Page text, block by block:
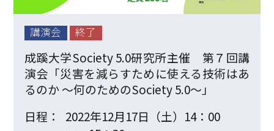
講演会 終了
成蹊大学Society 5.0研究所主催 第７回講
演会「災害を減らすために使える技術はあ
るのか ～何のためのSociety 5.0～」
日程：
2022年12月17日（土）14：00